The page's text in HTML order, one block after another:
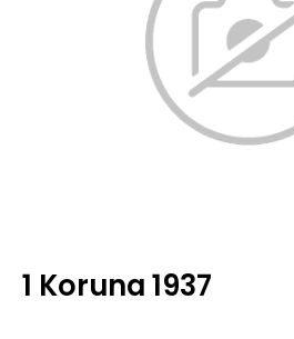
1 Koruna 1937